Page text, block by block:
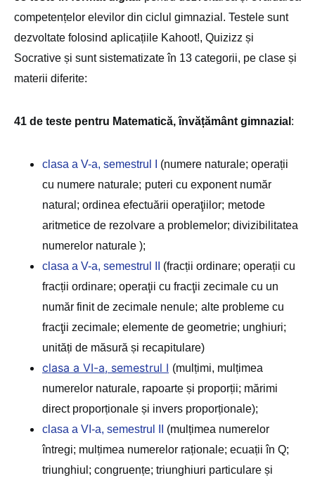
competențelor elevilor din ciclul gimnazial. Testele sunt
dezvoltate folosind aplicațiile Kahoot!, Quizizz și
Socrative și sunt sistematizate în 13 categorii, pe clase și
materii diferite:
41 de teste pentru Matematică, învățământ gimnazial :
clasa a V-a, semestrul I
(numere naturale; operații
cu numere naturale; puteri cu exponent număr
natural; ordinea efectuării operaţiilor; metode
aritmetice de rezolvare a problemelor; divizibilitatea
numerelor naturale );
clasa a V-a, semestrul II
(fracții ordinare; operații cu
fracții ordinare; operaţii cu fracţii zecimale cu un
număr finit de zecimale nenule; alte probleme cu
fracţii zecimale; elemente de geometrie; unghiuri;
unități de măsură și recapitulare)
clasa a VI-a, semestrul I (mulțimi, mulțimea
numerelor naturale, rapoarte și proporții; mărimi
direct proporționale și invers proporționale);
clasa a VI-a, semestrul II
(mulțimea numerelor
întregi; mulțimea numerelor raționale; ecuațiiîn Q;
triunghiul; congruențe; triunghiuri particulare și